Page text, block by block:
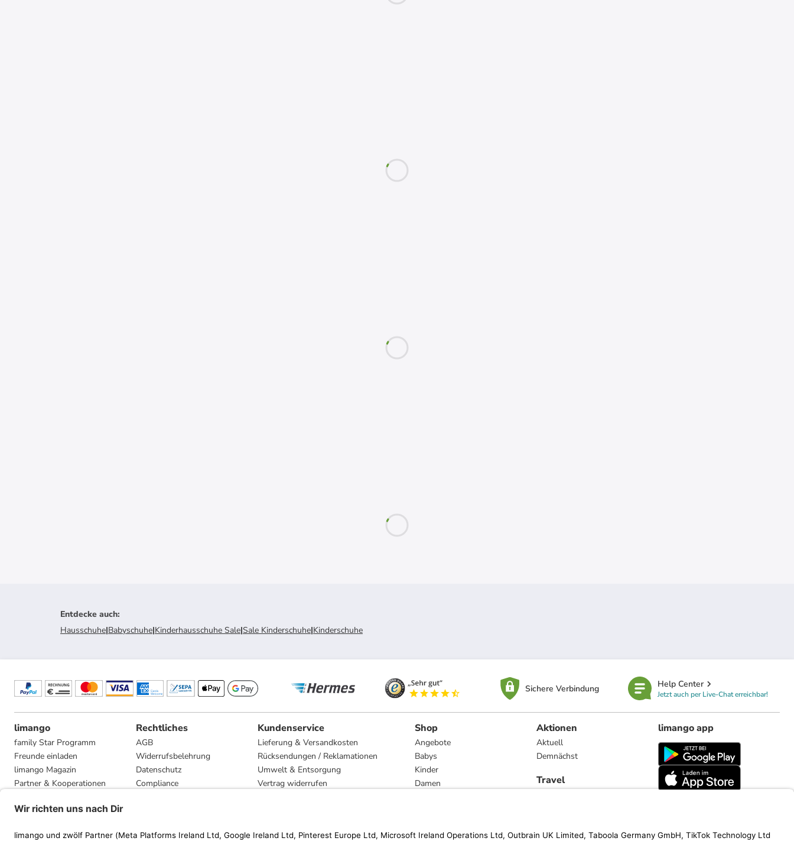
Entdecke auch:
Hausschuhe|Babyschuhe|Kinderhausschuhe Sale|Sale Kinderschuhe|Kinderschuhe
Sichere Verbindung Help Center
Jetzt auch per Live-Chat erreichbar!
limango
family Star Programm
Freunde einladen
limango Magazin
Partner & Kooperationen
Presse
Rechtliches
AGB
Widerrufsbelehrung
Datenschutz
Compliance
Kundenservice
Lieferung & Versandkosten
Rücksendungen / Reklamationen
Umwelt & Entsorgung
Vertrag widerrufen
Shop
Angebote
Babys
Kinder
Damen
Marken
Aktionen
Aktuell
Demnächst
Travel
limango app